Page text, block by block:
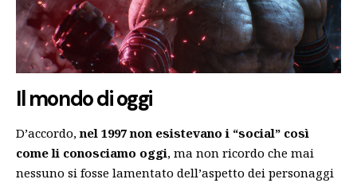
Il mondo di oggi
D’accordo,nel 1997 non esistevano i “social” così
come li conosciamo oggi, ma non ricordo che mai
nessuno si fosse lamentato dell’aspetto dei personaggi